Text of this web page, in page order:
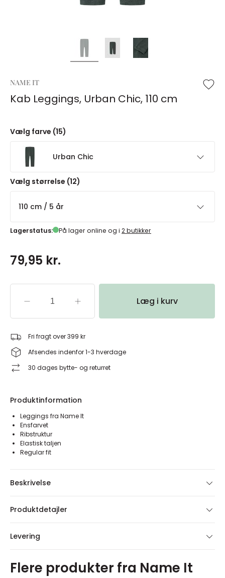
NAME IT
Kab Leggings, Urban Chic, 110 cm
Vælg farve (15)
Urban Chic
Vælg størrelse (12)
110 cm / 5 år
Lagerstatus: På lager online og i 2 butikker
79,95 kr.
Læg i kurv
Fri fragt over 399 kr
Afsendes indenfor 1-3 hverdage
30 dages bytte- og returret
Produktinformation
Leggings fra Name It
Ensfarvet
Ribstruktur
Elastisk taljen
Regular fit
Beskrivelse
Produktdetajler
Levering
Flere produkter fra Name It